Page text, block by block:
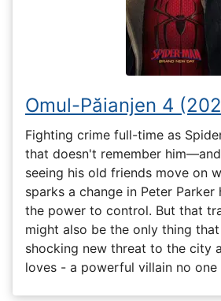
Omul-Păianjen 4
Fighting crime full-time as
that doesn't remember
seeing his old friends move on
sparks a change in Peter Parker
the power to control. But that
might also be the only thing
shocking new threat to the city
loves - a powerful villain no one